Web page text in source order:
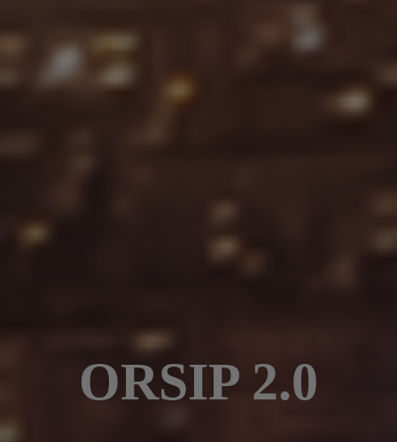
ORSIP 2.0